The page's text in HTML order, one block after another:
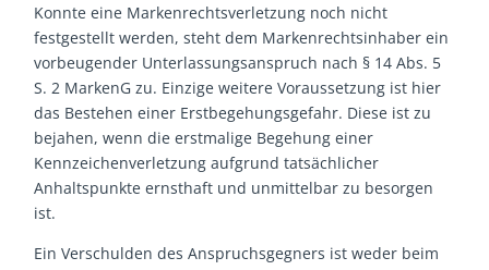
Konnte eine Markenrechtsverletzung noch nicht
festgestellt werden, steht dem Markenrechtsinhaber ein
vorbeugender Unterlassungsanspruch nach § 14 Abs. 5
S. 2 MarkenG zu. Einzige weitere Voraussetzung ist hier
das Bestehen einer Erstbegehungsgefahr. Diese ist zu
bejahen, wenn die erstmalige Begehung einer
Kennzeichenverletzung aufgrund tatsächlicher
Anhaltspunkte ernsthaft und unmittelbar zu besorgen
ist.
Ein Verschulden des Anspruchsgegners ist weder beim